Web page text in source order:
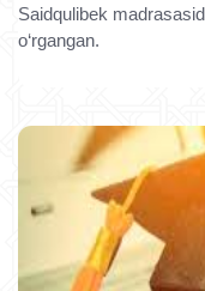
Saidqulibek
o‘rgangan.